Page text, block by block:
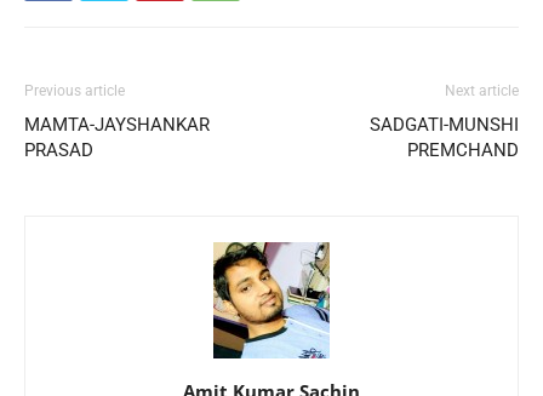
Previous article
MAMTA-JAYSHANKAR
PRASAD
Next article
SADGATI-MUNSHI
PREMCHAND
Amit Kumar Sachin